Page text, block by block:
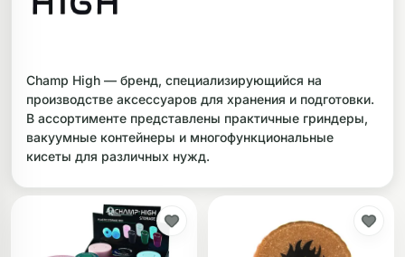
бонги
Champ High — бренд, специализирующийся на
производстве аксессуаров для хранения и подготовки.
В ассортименте представлены практичные гриндеры,
вакуумные контейнеры и многофункциональные
кисеты для различных нужд.